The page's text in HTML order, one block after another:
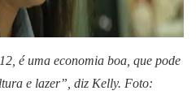
é uma economia boa, que pode
e lazer”, diz Kelly. Foto: